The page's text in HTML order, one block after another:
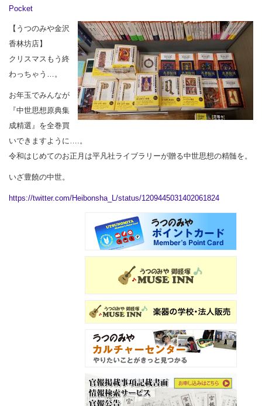
Pocket
【うつのみや金沢
香林坊店】
クリスマスもう終
わっちゃう…。
お年玉でみんなが
『中世思想原典集
成精選』を全巻買
いできますように….。
令和はじめてのお正月は平凡社ライブラリーが贈る中世思想の精髄を。
いざ豊饒の中世。
https://twitter.com/Heibonsha_L/status/1209445031402061824